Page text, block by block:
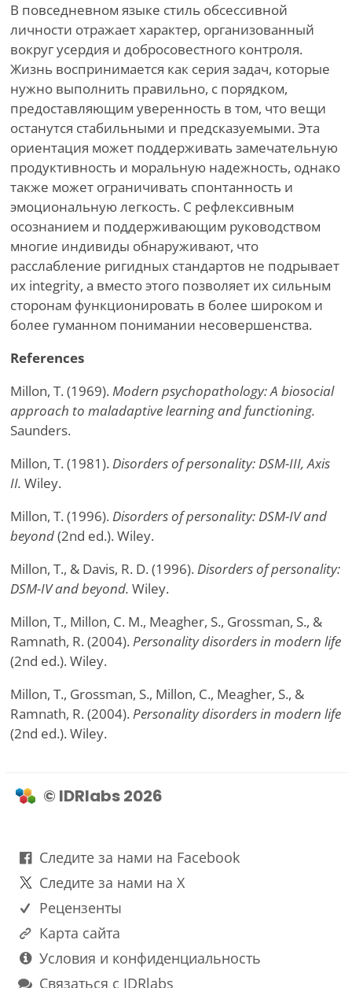
В повседневном языке стиль обсессивной
личности отражает характер, организованный
вокруг усердия и добросовестного контроля.
Жизнь воспринимается как серия задач, которые
нужно выполнить правильно, с порядком,
предоставляющим уверенность в том, что вещи
останутся стабильными и предсказуемыми. Эта
ориентация может поддерживать замечательную
продуктивность и моральную надежность, однако
также может ограничивать спонтанность и
эмоциональную легкость. С рефлексивным
осознанием и поддерживающим руководством
многие индивиды обнаруживают, что
расслабление ригидных стандартов не подрывает
их integrity, а вместо этого позволяет их сильным
сторонам функционировать в более широком и
более гуманном понимании несовершенства.
References
Millon, T. (1969). Modern psychopathology: A biosocial
approach to maladaptive learning and functioning.
Saunders.
Millon, T. (1981). Disorders of personality: DSM-III, Axis
II. Wiley.
Millon, T. (1996). Disorders of personality: DSM-IV and
beyond(2nd ed.). Wiley.
Millon, T., & Davis, R. D. (1996). Disorders of personality:
DSM-IV and beyond. Wiley.
Millon, T., Millon, C. M., Meagher, S., Grossman, S., &
Ramnath, R. (2004). Personality disorders in modern life
(2nd ed.). Wiley.
Millon, T., Grossman, S., Millon, C., Meagher, S., &
Ramnath, R. (2004). Personality disorders in modern life
(2nd ed.). Wiley.
© IDRlabs 2026
Следите за нами на Facebook
Следите за нами на X
Рецензенты
Карта сайта
Условия и конфиденциальность
Связаться с IDRlabs